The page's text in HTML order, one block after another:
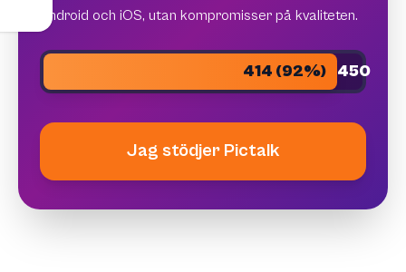
Android och iOS, utan kompromisser på kvaliteten.
414 (92%) 450
Jag stödjer Pictalk